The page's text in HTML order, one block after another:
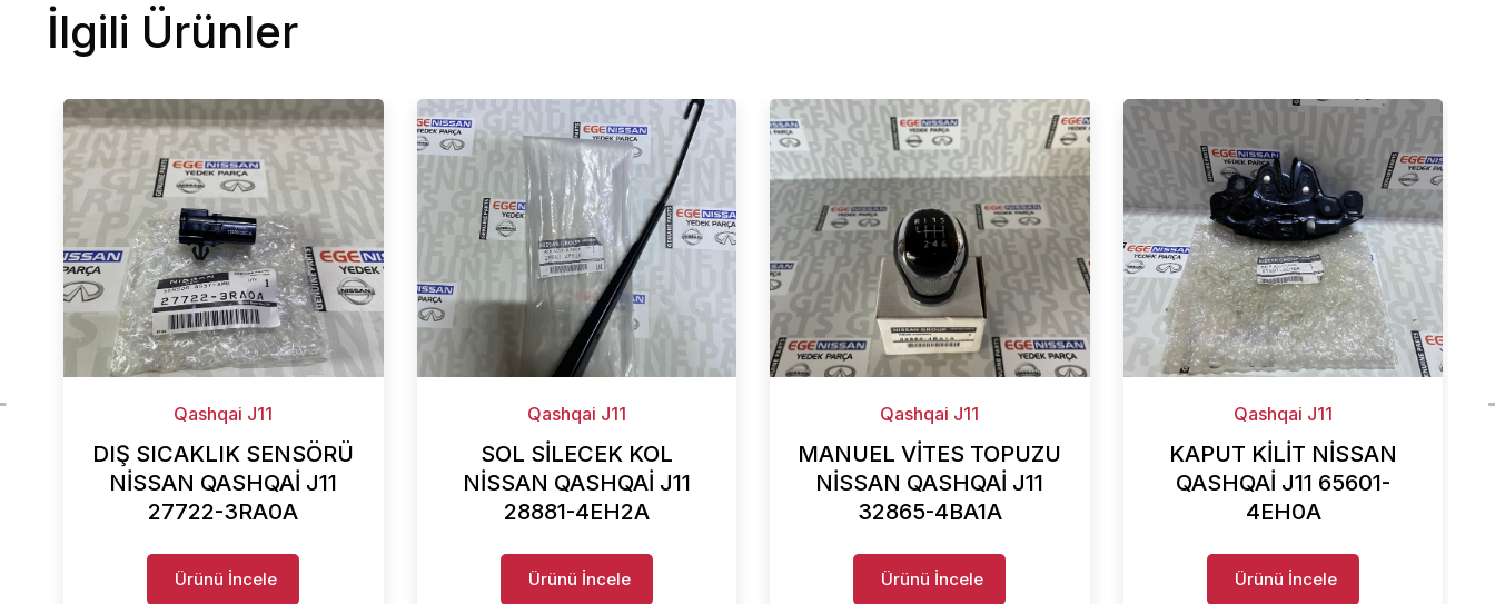
İlgili Ürünler
Qashqai J11
DIŞ SICAKLIK SENSÖRÜ
NİSSAN QASHQAİ J11
27722-3RA0A
Ürünü İncele
Qashqai J11
SOL SİLECEK KOL
NİSSAN QASHQAİ J11
28881-4EH2A
Ürünü İncele
Qashqai J11
MANUEL VİTES TOPUZU
NİSSAN QASHQAİ J11
32865-4BA1A
Ürünü İncele
Qashqai J11
KAPUT KİLİT NİSSAN
QASHQAİ J11 65601-
4EH0A
Ürünü İncele